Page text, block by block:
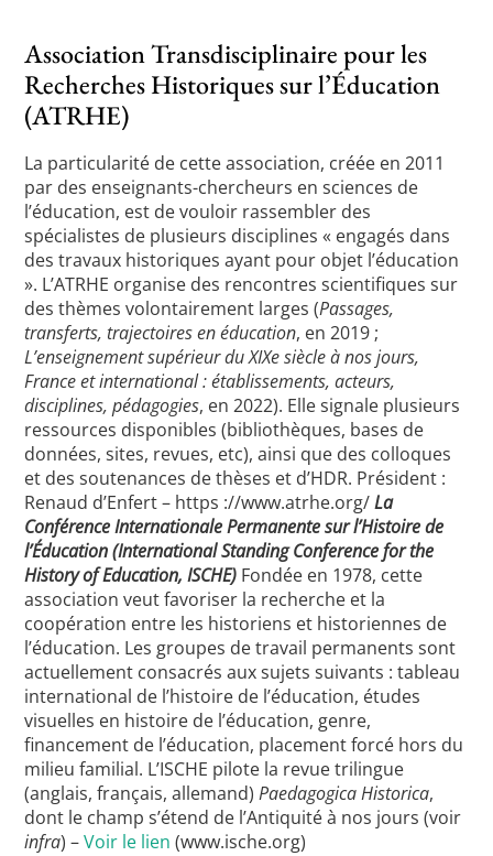
Association Transdisciplinaire pour les
Recherches Historiques sur l’Éducation
(ATRHE)
La particularité de cette association, créée en 2011
par des enseignants-chercheurs en sciences de
l’éducation, est de vouloir rassembler des
spécialistes de plusieurs disciplines « engagés dans
des travaux historiques ayant pour objet l’éducation
». L’ATRHE organise des rencontres scientifiques sur
des thèmes volontairement larges (Passages,
transferts, trajectoires en éducation, en 2019 ;
L’enseignement supérieur du XIXe siècle à nos jours,
France et international : établissements, acteurs,
disciplines, pédagogies, en 2022). Elle signale plusieurs
ressources disponibles (bibliothèques, bases de
données, sites, revues, etc), ainsi que des colloques
et des soutenances de thèses et d’HDR. Président :
Renaud d’Enfert – https ://www.atrhe.org/La
Conférence Internationale Permanente sur l’Histoire de
l’Éducation (International Standing Conference for the
History of Education, ISCHE) Fondée en 1978, cette
association veut favoriser la recherche et la
coopération entre les historiens et historiennes de
l’éducation. Les groupes de travail permanents sont
actuellement consacrés aux sujets suivants : tableau
international de l’histoire de l’éducation, études
visuelles en histoire de l’éducation, genre,
financement de l’éducation, placement forcé hors du
milieu familial. L’ISCHE pilote la revue trilingue
(anglais, français, allemand)Paedagogica Historica,
dont le champ s’étend de l’Antiquité à nos jours (voir
infra) –Voir le lien (www.ische.org)